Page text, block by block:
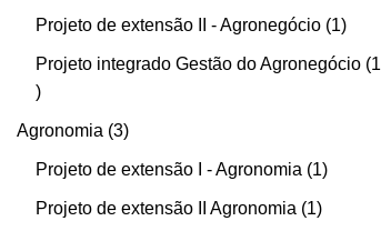
Projeto de extensão II - Agronegócio 1
Projeto integrado Gestão do Agronegócio 1
Agronomia 3
Projeto de extensão I - Agronomia 1
Projeto de extensão II Agronomia 1